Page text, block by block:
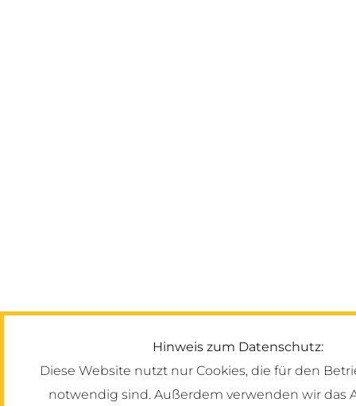
Hinweis zum Datenschutz:
Diese Website nutzt nur Cookies, die für den
notwendig sind. Außerdem verwenden wir das